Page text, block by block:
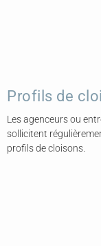
Profils de
Les agenceurs ou
sollicitent
profils de cloisons.